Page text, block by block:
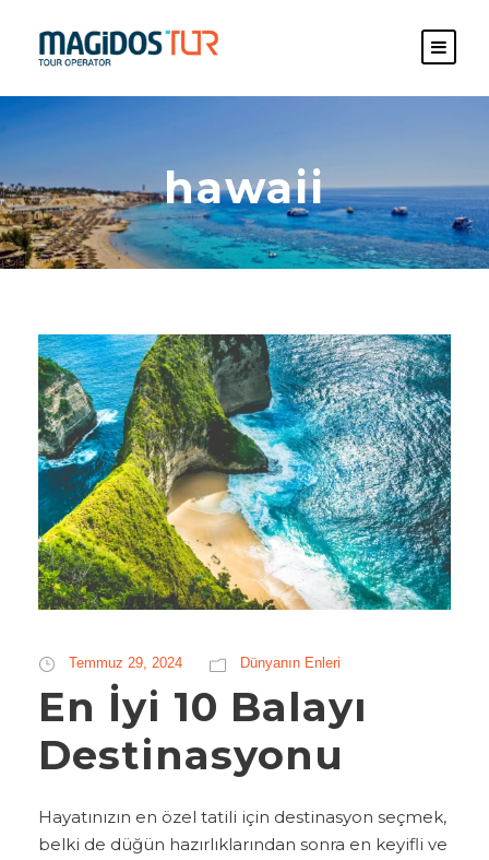
hawaii
Temmuz 29, 2024 Dünyanın Enleri
En İyi 10 Balayı
Destinasyonu
Hayatınızın en özel tatili için destinasyon seçmek,
belki de düğün hazırlıklarından sonra en keyifli ve